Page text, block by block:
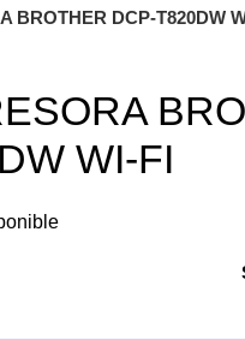
BROTHER DCP-T820DW
WI-FI